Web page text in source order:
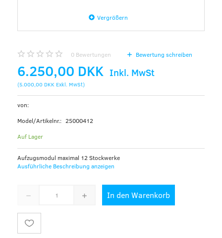
Vergrößern
0 Bewertungen Bewertung schreiben
6.250,00 DKK Inkl. MwSt
(5.000,00 DKK Exkl. MwSt)
von:
Model/Artikelnr.: 25000412
Auf Lager
Aufzugsmodul maximal 12 Stockwerke
Ausführliche Beschreibung anzeigen
In den Warenkorb